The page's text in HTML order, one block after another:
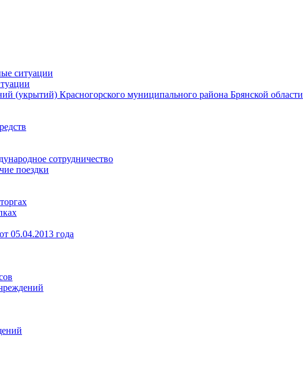
ситуации
(укрытий) Красногорского муниципального района Брянской области
сотрудничество
поездки
05.04.2013 года